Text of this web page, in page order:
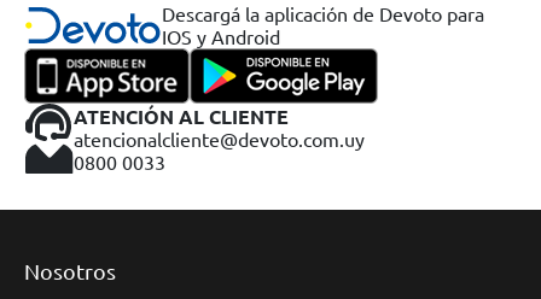
Descargá la aplicación de Devoto para
IOS y Android
ATENCIÓN AL CLIENTE
atencionalcliente@devoto.com.uy
0800 0033
Nosotros